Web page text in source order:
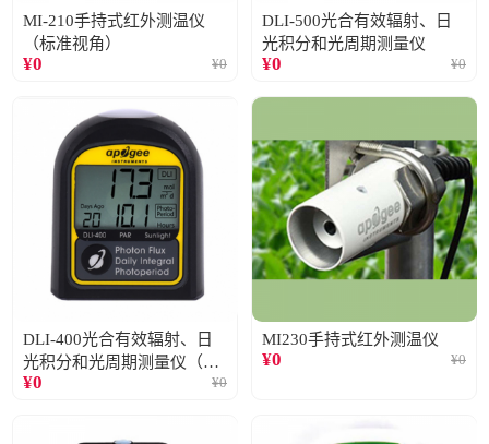
MI-210手持式红外测温仪
（标准视角）
¥0 ¥0
DLI-500光合有效辐射、日
光积分和光周期测量仪
¥0 ¥0
DLI-400光合有效辐射、日
光积分和光周期测量仪（仅
阳光）
¥0 ¥0
MI230手持式红外测温仪
¥0 ¥0